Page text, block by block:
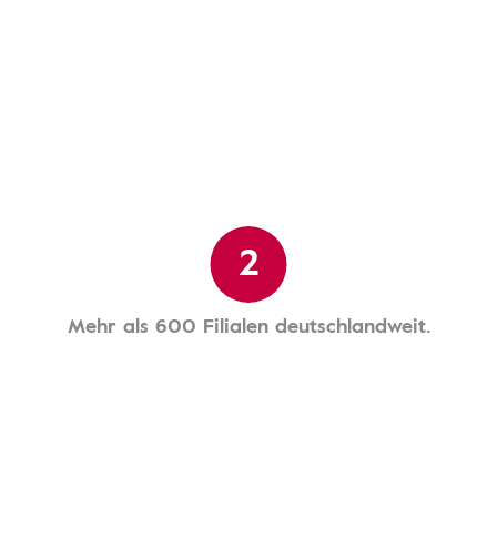
2
Mehr als 600 Filialen deutschlandweit.